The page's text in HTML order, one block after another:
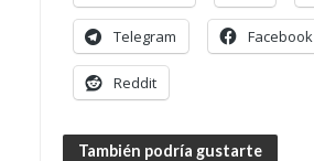
Telegram Facebook
Reddit
También podría gustarte